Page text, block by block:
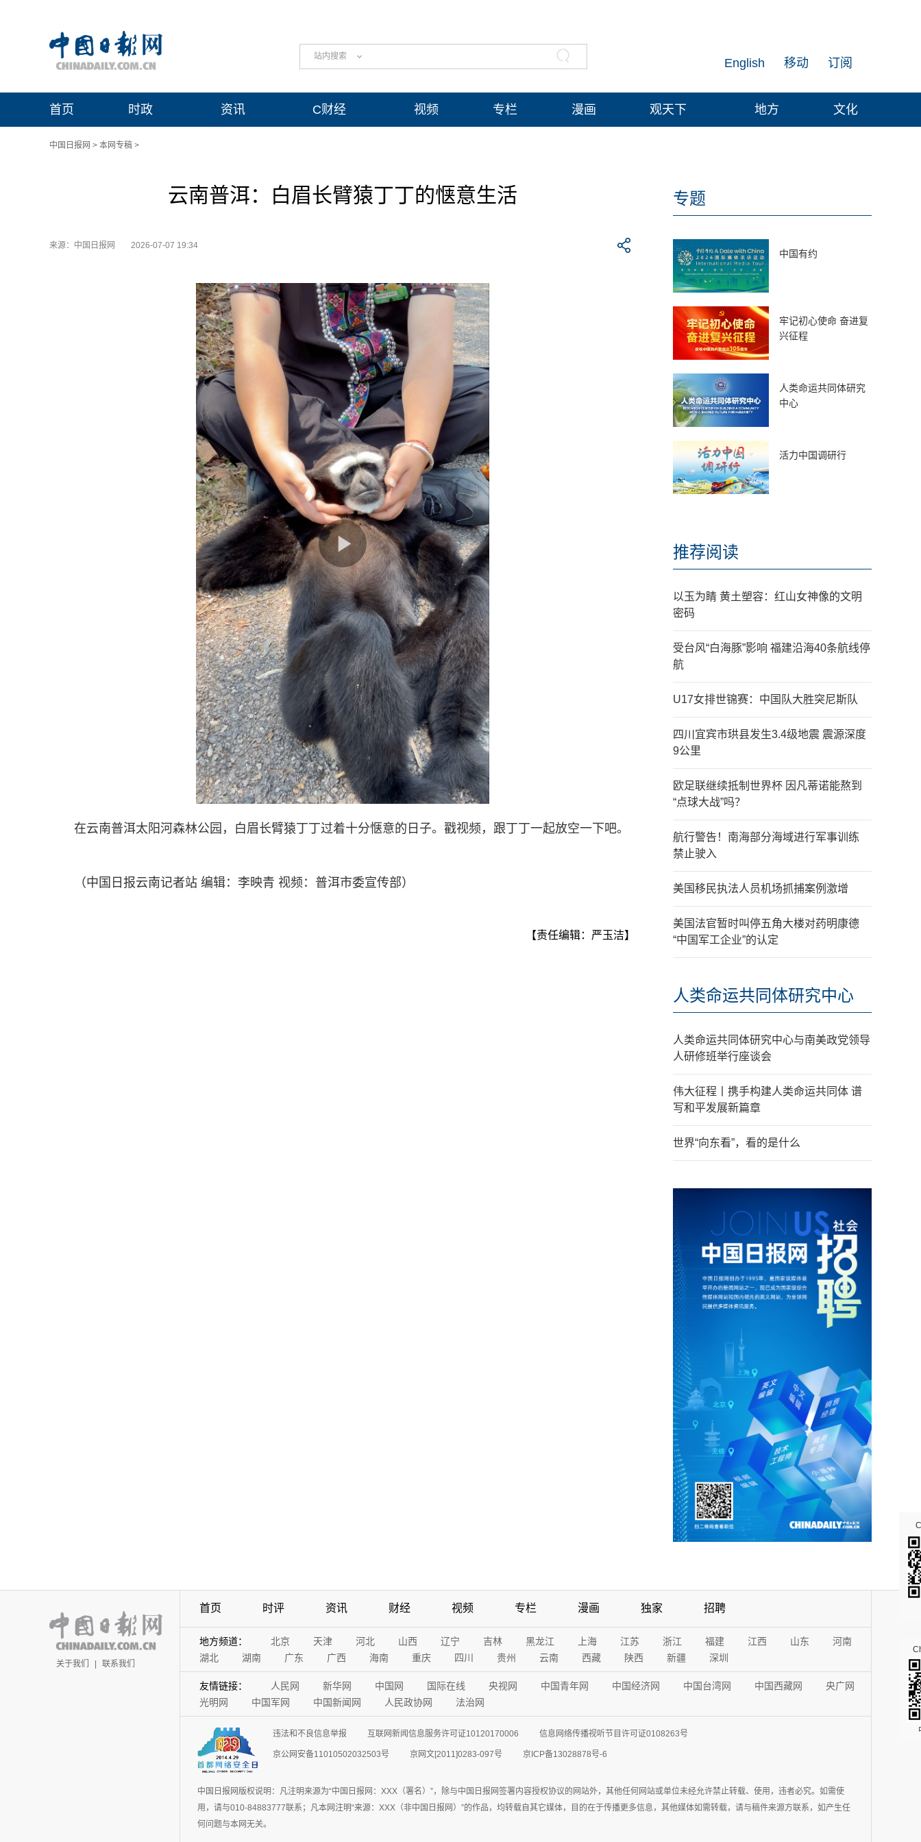
站内搜索 订阅
移动
English
首页 时政 资讯 C财经 视频 专栏 漫画 观天下 地方 文化
中国日报网 > 本网专稿 >
云南普洱：白眉长臂猿丁丁的惬意生活
来源：中国日报网 2026-07-07 19:34
在云南普洱太阳河森林公园，白眉长臂猿丁丁过着十分惬意的日子。戳视频，跟丁丁一起放空一下吧。
（中国日报云南记者站 编辑：李映青 视频：普洱市委宣传部）
【责任编辑：严玉洁】
专题
中国有约
牢记初心使命 奋进复
兴征程
人类命运共同体研究
中心
活力中国调研行
推荐阅读
以玉为睛 黄土塑容：红山女神像的文明
密码
受台风“白海豚”影响 福建沿海40条航线停
航
U17女排世锦赛：中国队大胜突尼斯队
四川宜宾市珙县发生3.4级地震 震源深度
9公里
欧足联继续抵制世界杯 因凡蒂诺能熬到
“点球大战”吗？
航行警告！南海部分海域进行军事训练
禁止驶入
美国移民执法人员机场抓捕案例激增
美国法官暂时叫停五角大楼对药明康德
“中国军工企业”的认定
人类命运共同体研究中心
人类命运共同体研究中心与南美政党领导
人研修班举行座谈会
伟大征程丨携手构建人类命运共同体 谱
写和平发展新篇章
世界“向东看”，看的是什么
关于我们 | 联系我们
首页 时评 资讯 财经 视频 专栏 漫画 独家 招聘
地方频道： 北京 天津 河北 山西 辽宁 吉林 黑龙江 上海 江苏 浙江 福建 江西 山东
河南
湖北
湖南 广东 广西 海南 重庆 四川 贵州 云南 西藏 陕西 新疆 深圳
友情链接： 人民网 新华网 中国网 国际在线 央视网 中国青年网 中国经济网 中国台湾网 中国西藏网
央广网
光明网
中国军网 中国新闻网 人民政协网 法治网
违法和不良信息举报 互联网新闻信息服务许可证10120170006 信息网络传播视听节目许可证0108263号
京公网安备11010502032503号 京网文[2011]0283-097号 京ICP备13028878号-6
中国日报网版权说明：凡注明来源为“中国日报网：XXX（署名）”，除与中国日报网签署内容授权协议的网站外，其他任何网站或单位未经允许禁止转载、使用，违者必究。如需使
用，请与010-84883777联系；凡本网注明“来源：XXX（非中国日报网）”的作品，均转载自其它媒体，目的在于传播更多信息，其他媒体如需转载，请与稿件来源方联系，如产生任
何问题与本网无关。